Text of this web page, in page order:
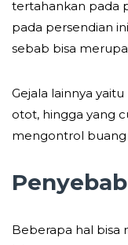
tertahankan pada
pada persendian
sebab bisa
Gejala lainnya
otot, hingga yang
mengontrol buang
Beberapa hal bisa